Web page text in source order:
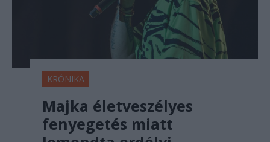
KRÓNIKA
Majka életveszélyes
fenyegetés miatt